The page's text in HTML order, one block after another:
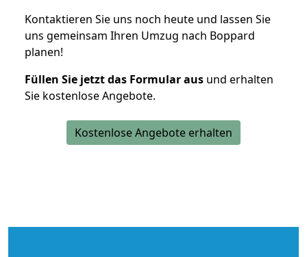
Kontaktieren Sie uns noch heute und lassen Sie
uns gemeinsam Ihren Umzug nach Boppard
planen!
Füllen Sie jetzt das Formular aus und erhalten
Sie kostenlose Angebote.
Kostenlose Angebote erhalten